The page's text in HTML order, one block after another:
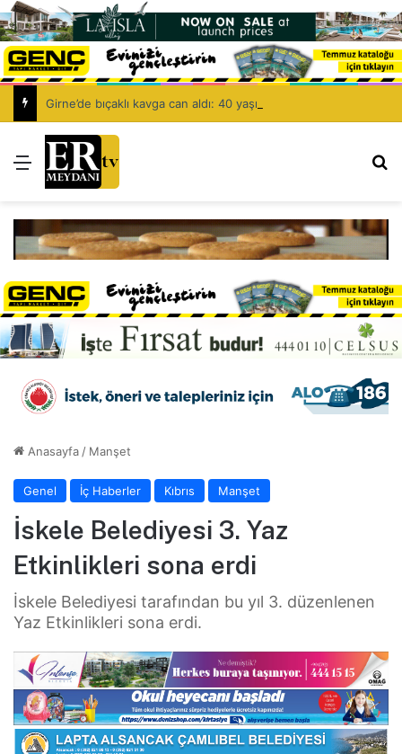
Menü
Anasayfa / Manşet
Genel İç Haberler Kıbrıs Manşet
İskele Belediyesi 3. Yaz
Etkinlikleri sona erdi
İskele Belediyesi tarafından bu yıl 3. düzenlenen
Yaz Etkinlikleri sona erdi.